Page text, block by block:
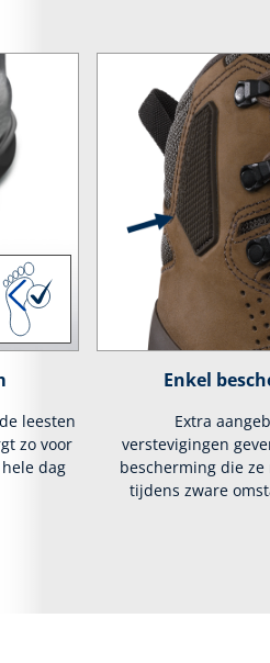
leesten
zo voor
dag
Enkel
Extra
verstevigingen
bescherming die
tijdens zware